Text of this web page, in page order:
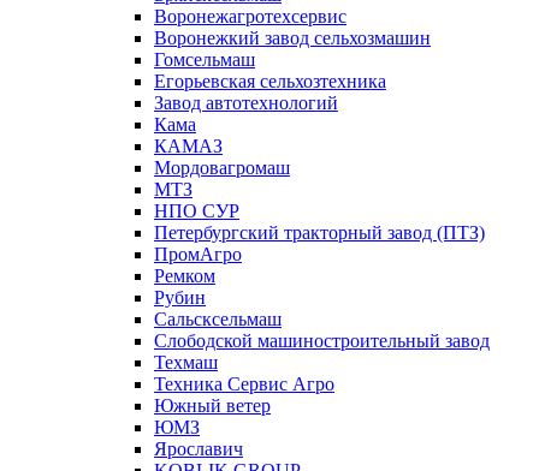
Воронежагротехсервис
Воронежкий завод сельхозмашин
Гомсельмаш
Егорьевская сельхозтехника
Завод автотехнологий
Кама
КАМАЗ
Мордовагромаш
МТЗ
НПО СУР
Петербургский тракторный завод (ПТЗ)
ПромАгро
Ремком
Рубин
Сальскcельмаш
Слободской машиностроительный завод
Техмаш
Техника Сервис Агро
Южный ветер
ЮМЗ
Ярославич